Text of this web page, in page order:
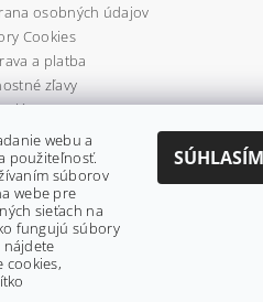
osobných údajov
Cookies
a platba
zľavy
webu a
použiteľnosť.
súborov
webe pre
sieťach na
fungujú súbory
nájdete
cookies,
SÚHLASÍM